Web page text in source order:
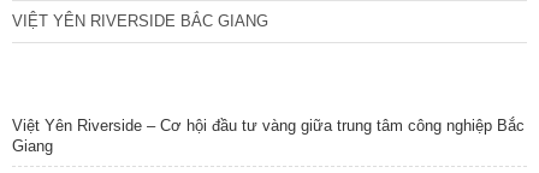
VIỆT YÊN RIVERSIDE BẮC GIANG
Việt Yên Riverside – Cơ hội đầu tư vàng giữa trung tâm công nghiệp Bắc
Giang